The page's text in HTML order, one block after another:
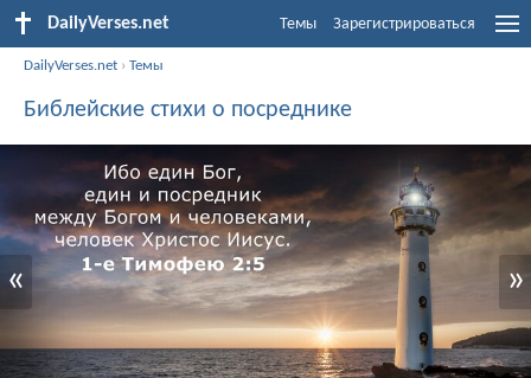
DailyVerses.net Темы Зарегистрироваться
DailyVerses.net ›Темы
Библейские стихи о посреднике
« »